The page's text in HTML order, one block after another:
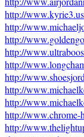
http://
http://
http://
http://
http://
http://
http://
http://
http://www.chrome-
http://